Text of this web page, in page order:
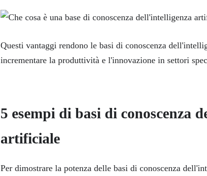
Questi vantaggi rendono le basi di conoscenza
incrementare la produttività e l'innovazione in settori
5 esempi di basi di conoscenza
artificiale
Per dimostrare la potenza delle basi di conoscenza